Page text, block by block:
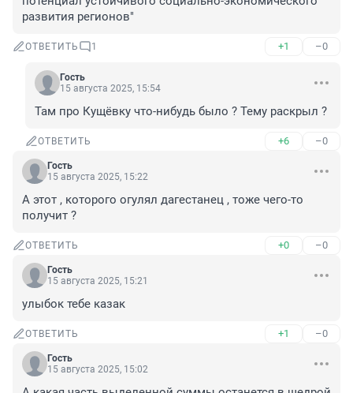
развития регионов"
ОТВЕТИТЬ 1 +1 –0
Гость
15 августа 2025, 15:54
Там про Кущёвку что-нибудь было ? Тему раскрыл ?
ОТВЕТИТЬ +6 –0
Гость
15 августа 2025, 15:22
А этот , которого огулял дагестанец , тоже чего-то
получит ?
ОТВЕТИТЬ +0 –0
Гость
15 августа 2025, 15:21
улыбок тебе казак
ОТВЕТИТЬ +1 –0
Гость
15 августа 2025, 15:02